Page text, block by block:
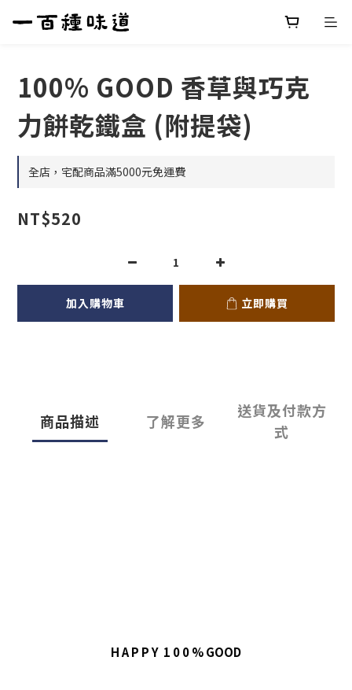
100% GOOD 香草與巧克
力餅乾鐵盒 (附提袋)
全店，宅配商品滿5000元免運費
NT$520
加入購物車 立即購買
商品描述 了解更多
送貨及付款方
式
H A P P Y  1 0 0 % GOOD